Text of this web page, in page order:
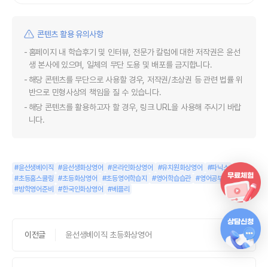
콘텐츠 활용 유의사항
홈페이지 내 학습후기 및 인터뷰, 전문가 칼럼에 대한 저작권은 윤선
생 본사에 있으며, 일체의 무단 도용 및 배포를 금지합니다.
해당 콘텐츠를 무단으로 사용할 경우, 저작권/초상권 등 관련 법률 위
반으로 민형사상의 책임을 질 수 있습니다.
해당 콘텐츠를 활용하고자 할 경우, 링크 URL을 사용해 주시기 바랍
니다.
#윤선생베이직 #윤선생화상영어 #온라인화상영어 #유치원화상영어
#파닉스
#초등홈스쿨링 #초등화상영어 #초등영어학습지 #영어학습습관 #영어공부
#방학영어준비
#한국인화상영어 #베플리
이전글 윤선생베이직 초등화상영어